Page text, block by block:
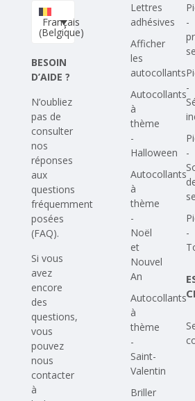
Téléchargez votre propre
Corona Covid-19
Français
(Belgique)
BESOIN
D’AIDE ?
N’oubliez
pas de
consulter
nos
réponses
aux
questions
fréquemment
posées
(FAQ).
Si vous
avez
encore
des
questions,
vous
pouvez
nous
contacter
à
Lettres
adhésives
Afficher
les
autocollants
Autocollants
à
thème
-
Halloween
Autocollants
à
thème
-
Noël
et
Nouvel
An
Autocollants
à
thème
-
Saint-
Valentin
Briller
-
-
-
-